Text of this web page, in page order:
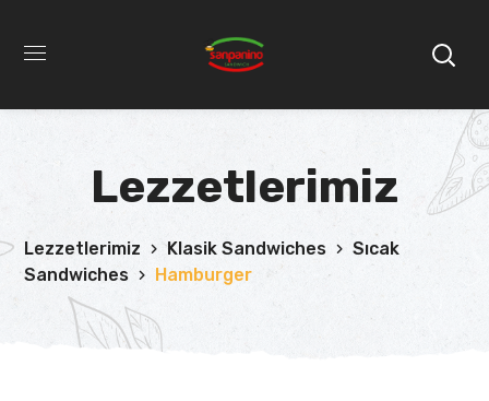
Lezzetlerimiz
Lezzetlerimiz Klasik Sandwiches
Sıcak
Sandwiches
Hamburger